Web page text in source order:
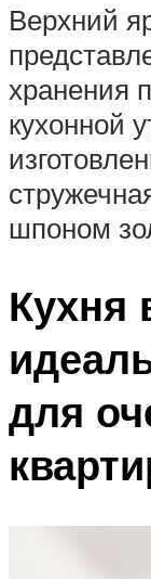
Верхний
хранения
кухонной
шпоном
Кухня
для